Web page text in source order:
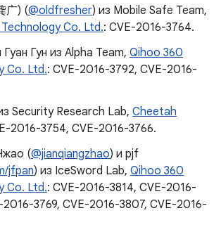
广) (@oldfresher) из Mobile Safe Team,
Co. Ltd.: CVE-2016-3764.
Гун из Alpha Team, Qihoo 360
Co. Ltd.: CVE-2016-3792, CVE-2016-
Security Research Lab, Cheetah
2016-3754, CVE-2016-3766.
(@jianqiangzhao) и pjf
jfpan) из IceSword Lab, Qihoo 360
Co. Ltd.: CVE-2016-3814, CVE-2016-
3769, CVE-2016-3807, CVE-2016-